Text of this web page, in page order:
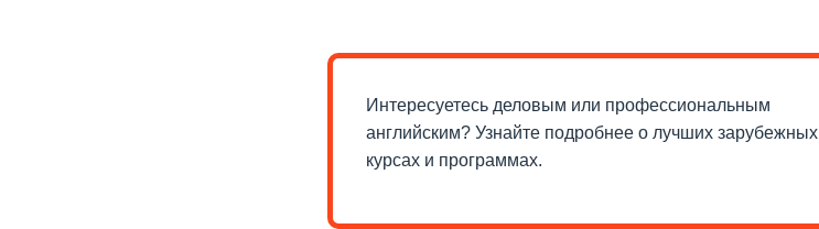
Интересуетесь деловым или профессиональным
английским? Узнайте подробнее о лучших зарубежных
курсах и программах.